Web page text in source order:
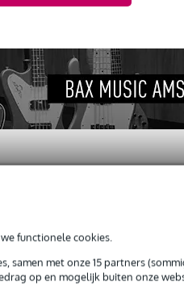
functionele cookies.
samen met onze 15 partners
op en mogelijk buiten onze